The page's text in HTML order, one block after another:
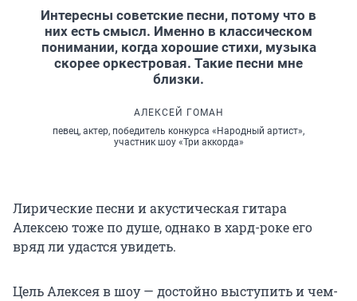
Интересны советские песни, потому что в
них есть смысл. Именно в классическом
понимании, когда хорошие стихи, музыка
скорее оркестровая. Такие песни мне
близки.
АЛЕКСЕЙ ГОМАН
певец, актер, победитель конкурса «Народный артист»,
участник шоу «Три аккорда»
Лирические песни и акустическая гитара
Алексею тоже по душе, однако в хард-роке его
вряд ли удастся увидеть.
Цель Алексея в шоу — достойно выступить и чем-